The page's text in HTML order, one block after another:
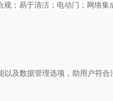
；易于清洁；电动门；网络
及数据管理选项，助用户符合